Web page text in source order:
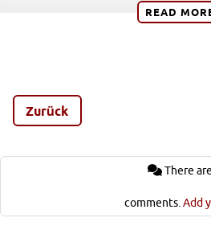
diesjährigen Tour de Yorkshire
Obwohl es bereits seit 2013 als
Rohrprofilen immer noch ein
auf das EMX-525 des
READ
Zurück
comments. Add